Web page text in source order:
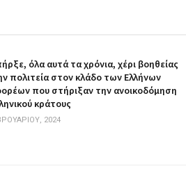
όλα αυτά τα χρόνια, χέρι βοηθείας
πολιτεία στον κλάδο των Ελλήνων
που στήριξαν την ανοικοδόμηση
κράτους
2024